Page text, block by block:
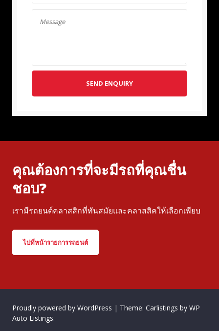
SEND ENQUIRY
คุณต้องการที่จะมีรถที่คุณชื่น
ชอบ?
เรามีรถยนต์คลาสสิกที่ทันสมัยและคลาสสิคให้เลือกเพียบ
ไปที่หน้ารายการรถยนต์
Proudly powered by WordPress | Theme: Carlistings by WP
Auto Listings.